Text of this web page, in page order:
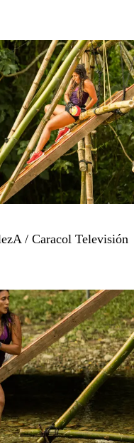
/ Caracol Televisión